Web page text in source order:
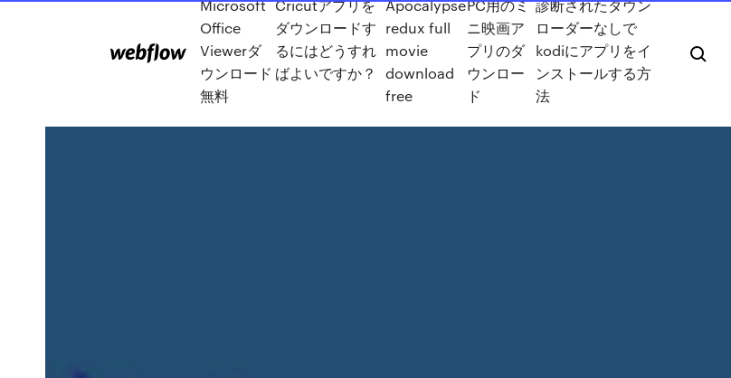
Microsoft
Office
Viewerダ
ウンロード
無料
Cricutアプリを
ダウンロードす
るにはどうすれ
ばよいですか？
Apocalypse
redux full
movie
download
free
PC用のミ
ニ映画ア
プリのダ
ウンロー
ド
診断されたダウン
ローダーなしで
kodiにアプリをイ
ンストールする方
法